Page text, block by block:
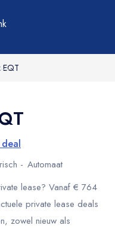
EQT
Automaat
lease? Vanaf € 764
private lease deals
zowel nieuw als